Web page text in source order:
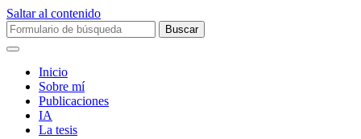
Saltar al contenido
Buscar:
Inicio
Sobre mí­
Publicaciones
IA
La tesis